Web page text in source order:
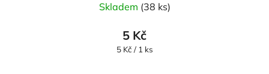
hodnocení
produktu
je
Skladem (38 ks)
5 Kč
Měrná
5 Kč / 1 ks